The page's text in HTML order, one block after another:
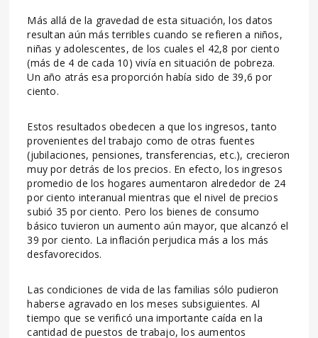
Más allá de la gravedad de esta situación, los datos
resultan aún más terribles cuando se refieren a niños,
niñas y adolescentes, de los cuales el 42,8 por ciento
(más de 4 de cada 10) vivía en situación de pobreza.
Un año atrás esa proporción había sido de 39,6 por
ciento.
Estos resultados obedecen a que los ingresos, tanto
provenientes del trabajo como de otras fuentes
(jubilaciones, pensiones, transferencias, etc.), crecieron
muy por detrás de los precios. En efecto, los ingresos
promedio de los hogares aumentaron alrededor de 24
por ciento interanual mientras que el nivel de precios
subió 35 por ciento. Pero los bienes de consumo
básico tuvieron un aumento aún mayor, que alcanzó el
39 por ciento. La inflación perjudica más a los más
desfavorecidos.
Las condiciones de vida de las familias sólo pudieron
haberse agravado en los meses subsiguientes. Al
tiempo que se verificó una importante caída en la
cantidad de puestos de trabajo, los aumentos